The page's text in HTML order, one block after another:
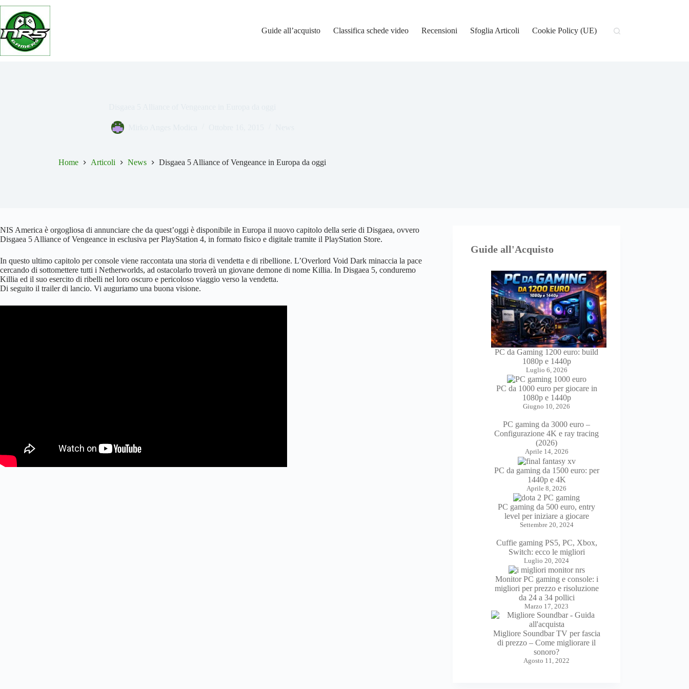
Salta
contenuto
Guide all’acquisto
Classifica schede video Recensioni Sfoglia Articoli Cookie Policy (UE)
Home Articoli News Disgaea 5 Alliance of Vengeance in Europa da oggi
NIS America è orgogliosa di annunciare che da quest’oggi è disponibile in Europa il nuovo capitolo della serie di Disgaea, ovvero
Disgaea 5 Alliance of Vengeance in esclusiva per PlayStation 4, in formato fisico e digitale tramite il PlayStation Store.
In questo ultimo capitolo per console viene raccontata una storia di vendetta e di ribellione. L’Overlord Void Dark minaccia la pace
cercando di sottomettere tutti i Netherworlds, ad ostacolarlo troverà un giovane demone di nome Killia. In Disgaea 5, conduremo
Killia ed il suo esercito di ribelli nel loro oscuro e pericoloso viaggio verso la vendetta.
Di seguito il trailer di lancio. Vi auguriamo una buona visione.
Guide all'Acquisto
PC da Gaming 1200 euro: build
1080p e 1440p
Luglio 6, 2026
PC da 1000 euro per giocare in
1080p e 1440p
Giugno 10, 2026
PC gaming da 3000 euro –
Configurazione 4K e ray tracing
(2026)
Aprile 14, 2026
PC da gaming da 1500 euro: per
1440p e 4K
Aprile 8, 2026
PC gaming da 500 euro, entry
level per iniziare a giocare
Settembre 20, 2024
Cuffie gaming PS5, PC, Xbox,
Switch: ecco le migliori
Luglio 20, 2024
Monitor PC gaming e console: i
migliori per prezzo e risoluzione
da 24 a 34 pollici
Marzo 17, 2023
Migliore Soundbar TV per fascia
di prezzo – Come migliorare il
sonoro?
Agosto 11, 2022